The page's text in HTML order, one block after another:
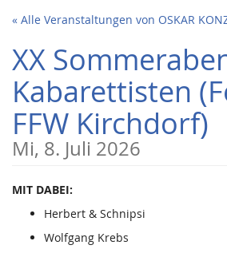
Zum
Inhalt
springen
« Alle Veranstaltungen von OSKAR
XX
Kabarettisten
FFW Kirchdorf)
Mi, 8. Juli 2026
MIT DABEI:
Herbert & Schnipsi
Wolfgang Krebs